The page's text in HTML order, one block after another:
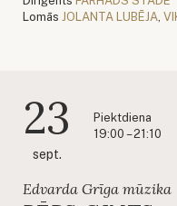
Lomās JOLANTA LUBĒJA
23
sept.
Piektdiena
19:00 – 21:10
Edvarda Grīga mūzika